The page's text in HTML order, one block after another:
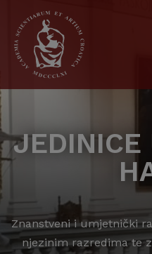
JEDINICE
Znanstveni i umjetnički
njezinim razredima te